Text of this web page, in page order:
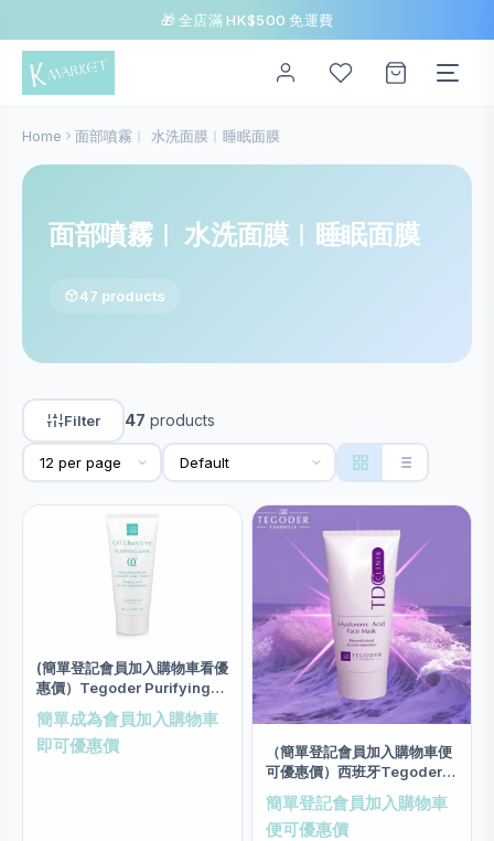
🎁 全店滿 HK$500 免運費
Home 面部噴霧︱ 水洗面膜︱睡眠面膜
面部噴霧︱ 水洗面膜︱睡眠面膜
47 products
Filter 47 products
(簡單登記會員加入購物車看優
惠價）Tegoder Purifying
Mask Salon size 200ml
簡單成為會員加入購物車
即可優惠價
（簡單登記會員加入購物車便
可優惠價）西班牙Tegoder
玻尿酸低敏3N面膜 salon
size 200ml
簡單登記會員加入購物車
便可優惠價